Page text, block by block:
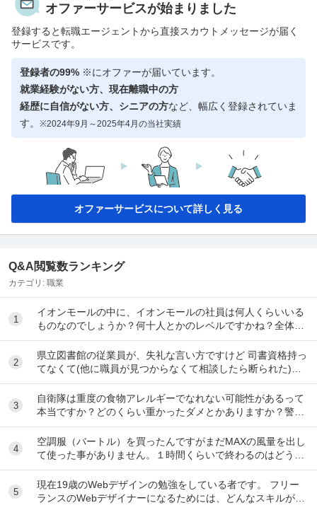
オファーサービスが始まりました
登録すると転職エージェントから直接スカウトメッセージが届く
サービスです。
登録者の99% ※にオファーが届いています。
就業経験がない方、現在離職中の方
経歴に自信がない方、シニアの方など、幅広く登録されていま
す。 ※2024年9月～2025年4月の当社実績
オファーサービスについて詳しく見る
Q&A閲覧数ランキング
カテゴリ: 職業
1
イオンモールの中に、イオンモールの社員は何人くらいいる
ものなのでしょうか？何十人とかのレベルですかね？全体の
2、3%くらいですかね？ 地震があった時は、屋...
2
県立図書館の従業員が、失礼な言い方ですけど 司書資格持っ
てなくて(他に職員が見つからなくて相談したら断られた)、
手際が結構良くない(貸し出しミス、返却...
3
自衛隊は重度の食物アレルギーでなれない可能性があるって
本当ですか？どのくらい重かったダメとかありますか？警
察、海保、消防など他の公安職も同じですか？
4
空調服（バートル）を買ったんですがまだMAXの風量を出し
て使った事がありません。１時間くらいで終わるのはどうで
もいいんですが、あの風量と音を感じると壊れて...
5
現在19歳のWebデザインの勉強をしている者です。 フリー
ランスのWebデザイナーになるためには、どんなスキルが必